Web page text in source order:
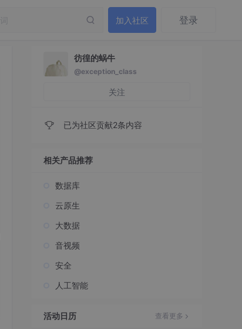
加入社区 登录
彷徨的蜗牛
@exception_class
关注
已为社区贡献2条内容
相关产品推荐
数据库
云原生
大数据
音视频
安全
人工智能
活动日历 查看更多